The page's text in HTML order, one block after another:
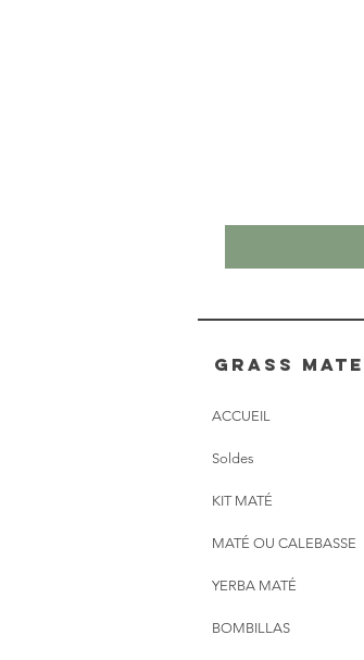
Grass mate
ACCUEIL
Soldes
KIT MATÉ
MATÉ OU CALEBASSE
YERBA MATÉ
BOMBILLAS